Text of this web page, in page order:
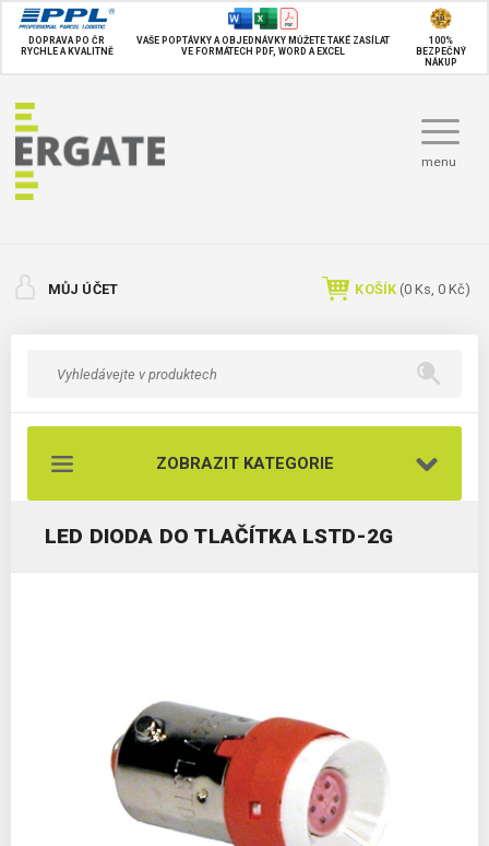
DOPRAVA PO ČR
RYCHLE A KVALITNĚ
VAŠE POPTÁVKY A OBJEDNÁVKY MŮŽETE TAKÉ ZASÍLAT
VE FORMÁTECH PDF, WORD A EXCEL
100%
BEZPEČNÝ
NÁKUP
menu
MŮJ ÚČET KOŠÍK (0 Ks, 0 Kč)
ZOBRAZIT KATEGORIE
LED DIODA DO TLAČÍTKA LSTD-2G